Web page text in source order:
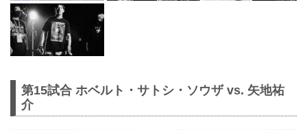
第15試合 ホベルト・サトシ・ソウザ vs. 矢地祐
介